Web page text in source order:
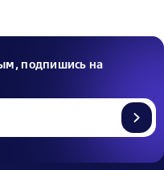
подпишись на